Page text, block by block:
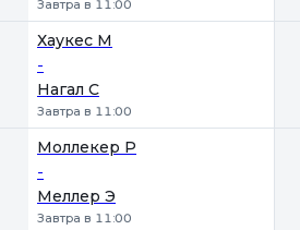
Завтра в 11:00
Хаукес М
-
Нагал С
Завтра в 11:00
Моллекер Р
-
Меллер Э
Завтра в 11:00